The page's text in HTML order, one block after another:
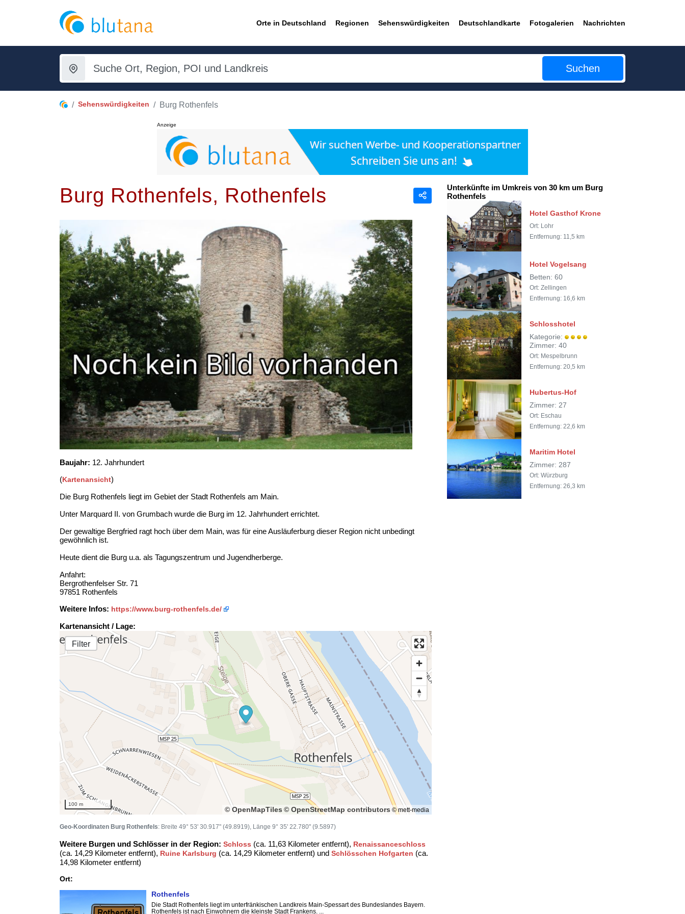
Orte in Deutschland Regionen Sehenswürdigkeiten Deutschlandkarte Fotogalerien Nachrichten
Suchen
Sehenswürdigkeiten Burg Rothenfels
Anzeige
Burg Rothenfels, Rothenfels Teilen
Baujahr: 12. Jahrhundert
(Kartenansicht)
Die Burg Rothenfels liegt im Gebiet der Stadt Rothenfels am Main.
Unter Marquard II. von Grumbach wurde die Burg im 12. Jahrhundert errichtet.
Der gewaltige Bergfried ragt hoch über dem Main, was für eine Ausläuferburg dieser Region nicht unbedingt
gewöhnlich ist.
Heute dient die Burg u.a. als Tagungszentrum und Jugendherberge.
Anfahrt:
Bergrothenfelser Str. 71
97851 Rothenfels
Weitere Infos: https://www.burg-rothenfels.de/
Kartenansicht / Lage:
Filter
100 m
© OpenMapTiles © OpenStreetMap contributors © mett-media
Geo-Koordinaten Burg Rothenfels: Breite 49° 53' 30.917" (49.8919), Länge 9° 35' 22.780" (9.5897)
Weitere Burgen und Schlösser in der Region: Schloss (ca. 11,63 Kilometer entfernt), Renaissanceschloss
(ca. 14,29 Kilometer entfernt), Ruine Karlsburg (ca. 14,29 Kilometer entfernt) und Schlösschen Hofgarten (ca.
14,98 Kilometer entfernt)
Ort:
Rothenfels
Die Stadt Rothenfels liegt im unterfränkischen Landkreis Main-Spessart des Bundeslandes Bayern.
Rothenfels ist nach Einwohnern die kleinste Stadt Frankens. ...
Unterkünfte im Umkreis von 30 km um Burg
Rothenfels
Hotel Gasthof Krone
Ort: Lohr
Entfernung: 11,5 km
Hotel Vogelsang
Betten: 60
Ort: Zellingen
Entfernung: 16,6 km
Schlosshotel
Kategorie:
Zimmer: 40
Ort: Mespelbrunn
Entfernung: 20,5 km
Hubertus-Hof
Zimmer: 27
Ort: Eschau
Entfernung: 22,6 km
Maritim Hotel
Zimmer: 287
Ort: Würzburg
Entfernung: 26,3 km